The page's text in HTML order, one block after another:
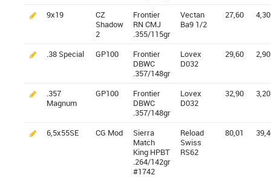
9x19
CZ
Shadow
2
Frontier
RN CMJ
.355/115gr
Vectan
Ba9 1/2
27,60 4,30
.38 Special GP100
Frontier
DBWC
.357/148gr
Lovex
D032
29,60 2,90
.357
Magnum
GP100
Frontier
DBWC
.357/148gr
Lovex
D032
32,90 3,20
6,5x55SE CG Mod
Sierra
Match
King HPBT
.264/142gr
#1742
Reload
Swiss
RS62
80,01